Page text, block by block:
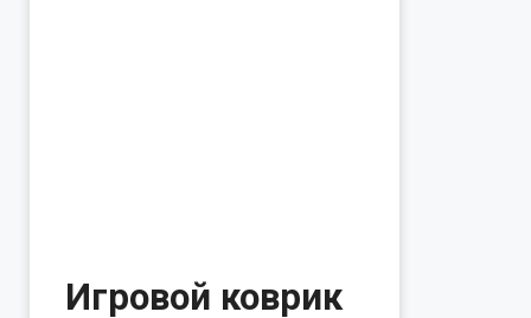
Игровой коврик